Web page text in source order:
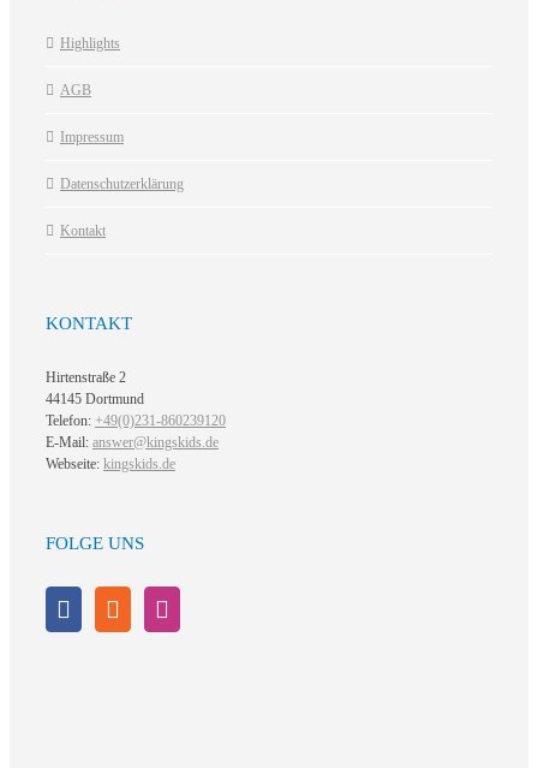
Highlights
AGB
Impressum
Datenschutzerklärung
Kontakt
KONTAKT
Hirtenstraße 2
44145 Dortmund
Telefon: +49(0)231-860239120
E-Mail: answer@kingskids.de
Webseite: kingskids.de
FOLGE UNS